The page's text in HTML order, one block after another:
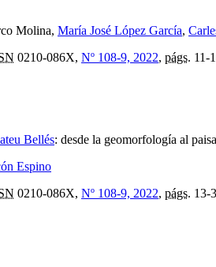
Molina, María José López García,
0210-086X, Nº 108-9, 2022, págs. 11-
Bellés: desde la geomorfología al
Espino
0210-086X, Nº 108-9, 2022, págs. 13-